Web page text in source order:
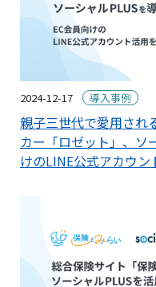
2024-12-17 導入事例
親子三世代で愛用され
カー「ロゼット」、ソ
けのLINE公式アカウン